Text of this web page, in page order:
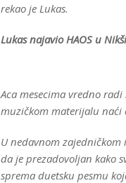
rekao je Lukas.
Lukas najavio HAOS u
Aca mesecima vredno
muzičkom materijalu naći
U nedavnom
da je prezadovoljan kako
sprema duetsku pesmu